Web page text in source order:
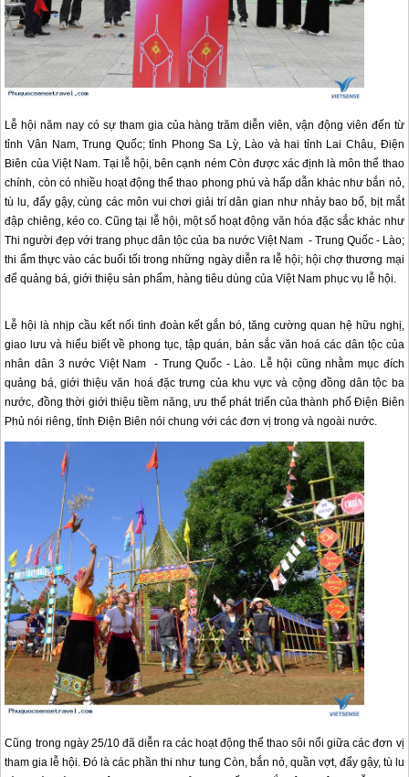
Lễ hội năm nay có sự tham gia của hàng trăm diễn viên, vận động viên đến từ
tỉnh Vân Nam, Trung Quốc; tỉnh Phong Sa Lỳ, Lào và hai tỉnh Lai Châu, Điện
Biên của Việt Nam. Tại lễ hội, bên cạnh ném Còn được xác định là môn thể thao
chính, còn có nhiều hoạt động thể thao phong phú và hấp dẫn khác như bắn nỏ,
tù lu, đẩy gậy, cùng các môn vui chơi giải trí dân gian như nhảy bao bố, bịt mắt
đập chiêng, kéo co. Cũng tại lễ hội, một số hoạt động văn hóa đặc sắc khác như
Thi người đẹp với trang phục dân tộc của ba nước Việt Nam - Trung Quốc - Lào;
thi ẩm thực vào các buổi tối trong những ngày diễn ra lễ hội; hội chợ thương mại
để quảng bá, giới thiệu sản phẩm, hàng tiêu dùng của Việt Nam phục vụ lễ hội.
Lễ hội là nhịp cầu kết nối tình đoàn kết gắn bó, tăng cường quan hệ hữu nghị,
giao lưu và hiểu biết về phong tục, tập quán, bản sắc văn hoá các dân tộc của
nhân dân 3 nước Việt Nam - Trung Quốc - Lào. Lễ hội cũng nhằm mục đích
quảng bá, giới thiệu văn hoá đặc trưng của khu vực và cộng đồng dân tộc ba
nước, đồng thời giới thiệu tiềm năng, ưu thế phát triển của thành phố Điện Biên
Phủ nói riêng, tỉnh Điện Biên nói chung với các đơn vị trong và ngoài nước.
Cũng trong ngày 25/10 đã diễn ra các hoạt động thể thao sôi nổi giữa các đơn vị
tham gia lễ hội. Đó là các phần thi như tung Còn, bắn nỏ, quần vợt, đẩy gậy, tù lu